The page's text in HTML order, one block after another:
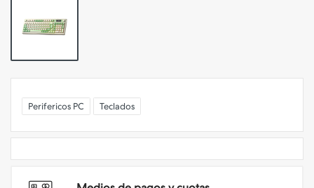
Perifericos PC Teclados